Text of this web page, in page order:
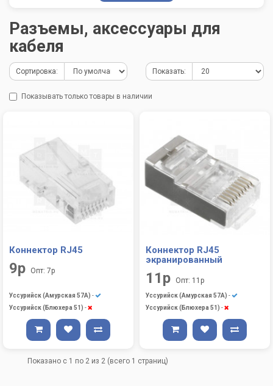
Разъемы, аксессуары для
кабеля
Сортировка: Показать:
Показывать только товары в наличии
Коннектор RJ45
9р Опт: 7р
Уссурийск (Амурская 57А) -
Уссурийск (Блюхера 51) -
Коннектор RJ45
экранированный
11р Опт: 11р
Уссурийск (Амурская 57А) -
Уссурийск (Блюхера 51) -
Показано с 1 по 2 из 2 (всего 1 страниц)